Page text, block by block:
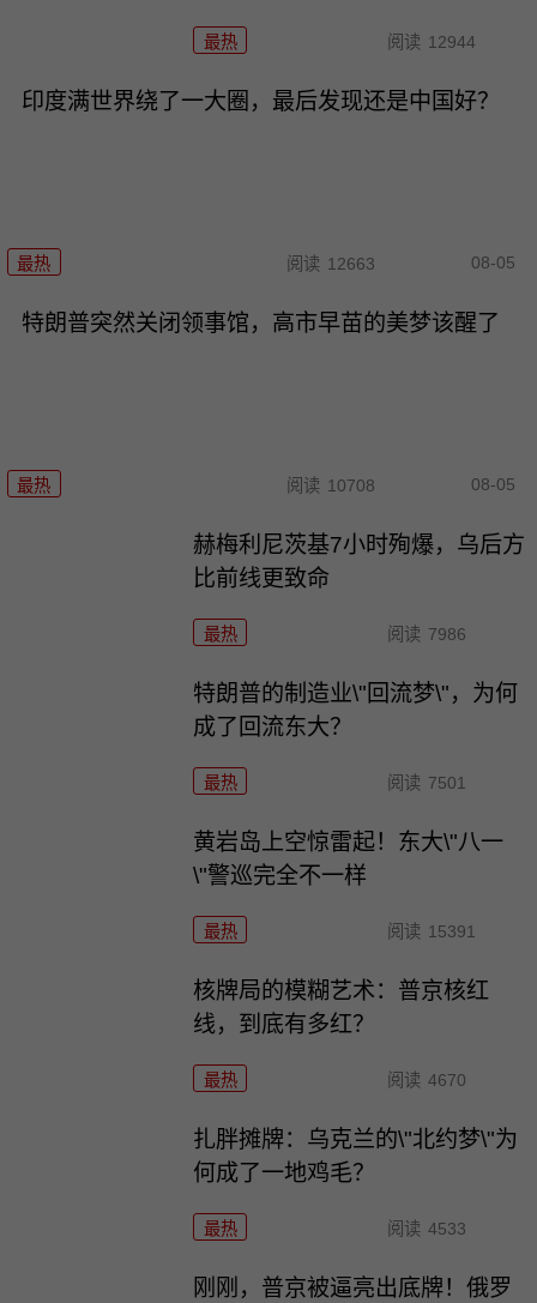
最热 阅读 12944
印度满世界绕了一大圈，最后发现还是中国好？
最热 阅读 12663 08-05
特朗普突然关闭领事馆，高市早苗的美梦该醒了
最热 阅读 10708 08-05
赫梅利尼茨基7小时殉爆，乌后方
比前线更致命
最热 阅读 7986
特朗普的制造业\"回流梦\"，为何
成了回流东大？
最热 阅读 7501
黄岩岛上空惊雷起！东大\"八一
\"警巡完全不一样
最热 阅读 15391
核牌局的模糊艺术：普京核红
线，到底有多红？
最热 阅读 4670
扎胖摊牌：乌克兰的\"北约梦\"为
何成了一地鸡毛？
最热 阅读 4533
刚刚，普京被逼亮出底牌！俄罗